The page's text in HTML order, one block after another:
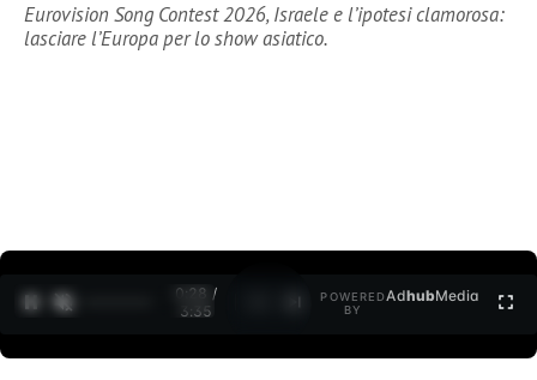
Eurovision Song Contest 2026, Israele e l’ipotesi clamorosa:
lasciare l’Europa per lo show asiatico.
0:30 /
3:35
POWERED
BY
AdhubMedia